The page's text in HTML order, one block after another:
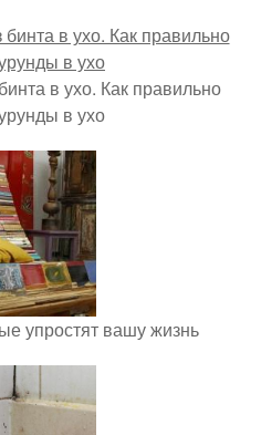
в ухо. Как правильно
в ухо
упростят вашу жизнь